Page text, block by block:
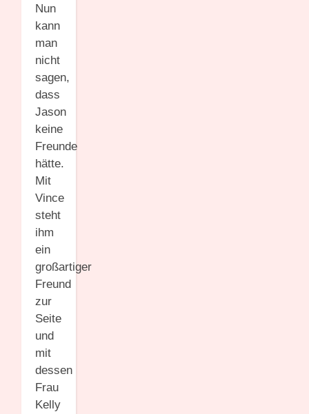
Nun
kann
man
nicht
sagen,
dass
Jason
keine
Freunde
hätte.
Mit
Vince
steht
ihm
ein
großartiger
Freund
zur
Seite
und
mit
dessen
Frau
Kelly